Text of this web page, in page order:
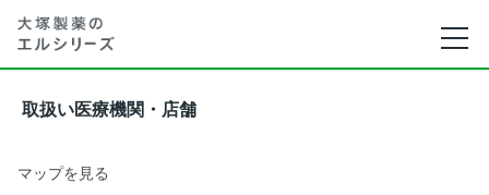
取扱い医療機関・店舗
マップを見る